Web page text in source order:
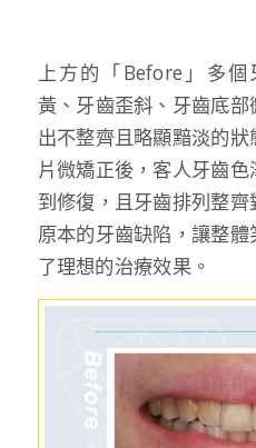
上方的「Before」多
黃、牙齒歪斜、牙齒底
出不整齊且略顯黯淡的
片微矯正後，客人牙齒
到修復，且牙齒排列整
原本的牙齒缺陷，讓整
了理想的治療效果。